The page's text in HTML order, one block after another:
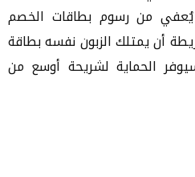
يُعفي من رسوم بطاقات الخصم
أن يمتلك الزبون نفسه بطاقة
الحماية لشريحة أوسع من